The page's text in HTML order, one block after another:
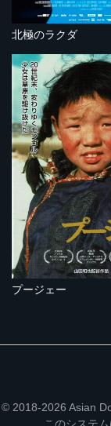
北極のラクダ
プージェー
© 2018-2026 Asian